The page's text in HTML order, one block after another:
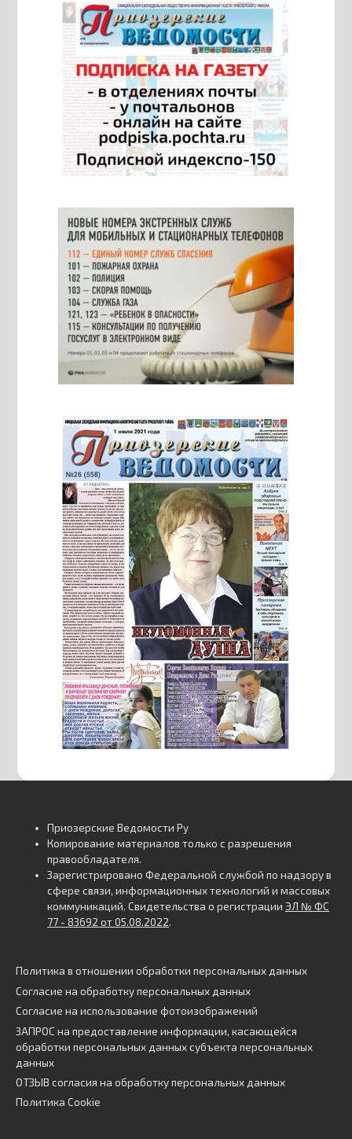
Приозерские Ведомости Ру
Копирование материалов только с разрешения
правообладателя.
Зарегистрировано Федеральной службой по надзору в
сфере связи, информационных технологий и массовых
коммуникаций. Свидетельства о регистрации ЭЛ № ФС
77 - 83692 от 05.08.2022.
Политика в отношении обработки персональных данных
Согласие на обработку персональных данных
Согласие на использование фотоизображений
ЗАПРОС на предоставление информации, касающейся
обработки персональных данных субъекта персональных
данных
ОТЗЫВ согласия на обработку персональных данных
Политика Cookie